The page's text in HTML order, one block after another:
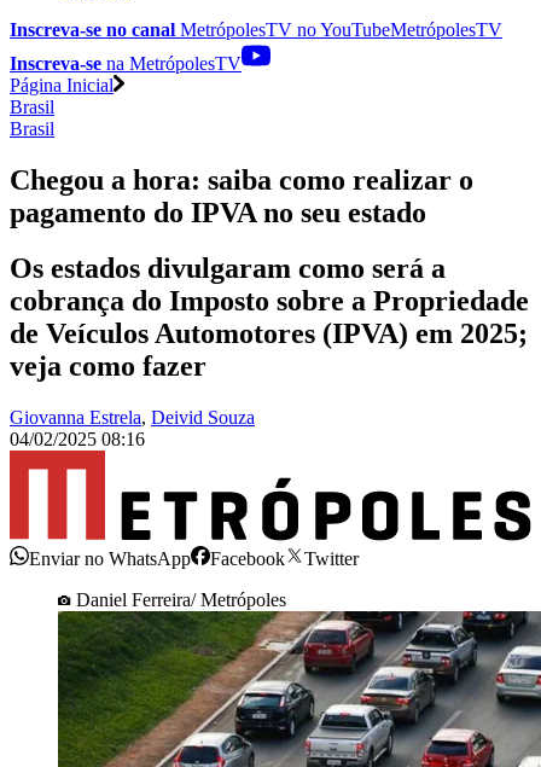
Inscreva-se no canal MetrópolesTV noYouTubeMetrópolesTV
Inscreva-se na MetrópolesTV
Página Inicial
Brasil
Brasil
Chegou a hora: saiba como realizar o
pagamento do IPVA no seu estado
Os estados divulgaram como será a
cobrança do Imposto sobre a Propriedade
de Veículos Automotores (IPVA) em 2025;
veja como fazer
Giovanna Estrela, Deivid Souza
04/02/2025 08:16
Enviar no WhatsApp Facebook
Twitter
Daniel Ferreira/ Metrópoles